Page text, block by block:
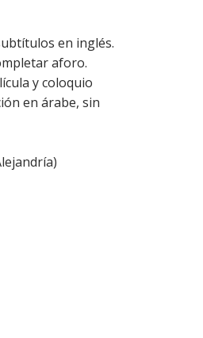
en inglés.
aforo.
y coloquio
en árabe, sin